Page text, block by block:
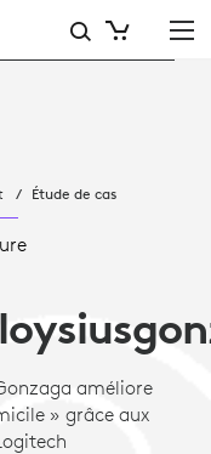
Étude de cas
améliore
» grâce aux